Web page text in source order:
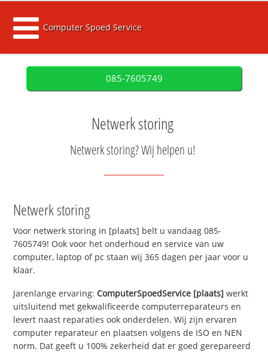
Computer Spoed Service
085-7605749
Netwerk storing
Netwerk storing? Wij helpen u!
Netwerk storing
Voor netwerk storing in [plaats] belt u vandaag 085-
7605749! Ook voor het onderhoud en service van uw
computer, laptop of pc staan wij 365 dagen per jaar voor u
klaar.
Jarenlange ervaring:ComputerSpoedService [plaats] werkt
uitsluitend met gekwalificeerde computerreparateurs en
levert naast reparaties ook onderdelen. Wij zijn ervaren
computer reparateur en plaatsen volgens de ISO en NEN
norm. Dat geeft u 100% zekerheid dat er goed gerepareerd